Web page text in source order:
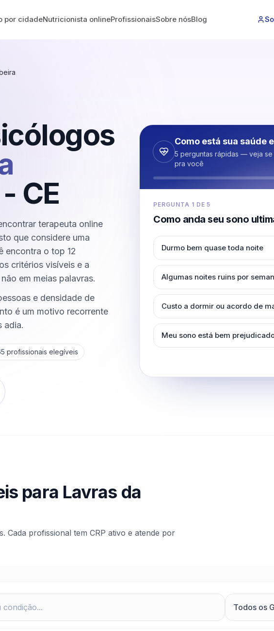
por cidadeNutricionista onlineProfissionaisSobre nósBlog
- CE
terapeuta online
que considere uma
encontra o top 12
critérios visíveis e a
em meias palavras.
e densidade de
é um motivo recorrente
adia.
profissionais elegíveis
Como está sua saúde
5 perguntas rápidas — veja
pra você
PERGUNTA 1 DE5
Como anda seu sono
Durmo bem quase toda noite
Algumas noites ruins por
Custo a dormir ou acordo de
Meu sono está bem
para Lavras da
Cada profissional tem CRP ativo e atende por